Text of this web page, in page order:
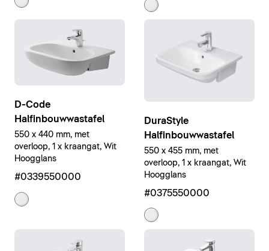
D-Code
Halfinbouwwastafel
550 x 440 mm, met
overloop, 1 x kraangat, Wit
Hoogglans
#0339550000
DuraStyle
Halfinbouwwastafel
550 x 455 mm, met
overloop, 1 x kraangat, Wit
Hoogglans
#0375550000